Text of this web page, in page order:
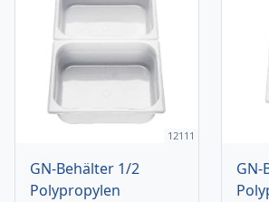
12111
GN-Behälter 1/2
Polypropylen
GN-